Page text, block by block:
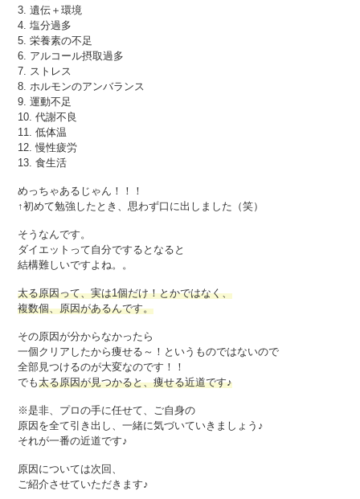
3. 遺伝＋環境
4. 塩分過多
5. 栄養素の不足
6. アルコール摂取過多
7. ストレス
8. ホルモンのアンバランス
9. 運動不足
10. 代謝不良
11. 低体温
12. 慢性疲労
13. 食生活
めっちゃあるじゃん！！！
↑初めて勉強したとき、思わず口に出しました（笑）
そうなんです。
ダイエットって自分でするとなると
結構難しいですよね。。
太る原因って、実は1個だけ！とかではなく、
複数個、原因があるんです。
その原因が分からなかったら
一個クリアしたから痩せる～！というものではないので
全部見つけるのが大変なのです！！
でも太る原因が見つかると、痩せる近道です♪
※是非、プロの手に任せて、ご自身の
原因を全て引き出し、一緒に気づいていきましょう♪
それが一番の近道です♪
原因については次回、
ご紹介させていただきます♪